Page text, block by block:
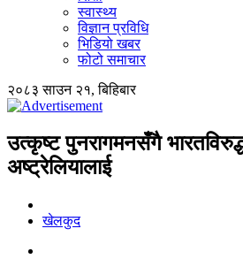
स्वास्थ्य
विज्ञान प्रविधि
भिडियो खबर
फोटो समाचार
२०८३ साउन २१, बिहिबार
उत्कृष्ट पुनरागमनसँगै
अष्ट्रेलियालाई
खेलकुद